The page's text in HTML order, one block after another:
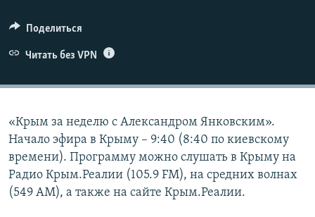
Поделиться
Читать без VPN
«Крым за неделю с Александром Янковским».
Начало эфира в Крыму – 9:40 (8:40 по киевскому
времени). Программу можно слушать в Крыму на
Радио Крым.Реалии (105.9 FM), на средних волнах
(549 АМ), а также на сайте Крым.Реалии.